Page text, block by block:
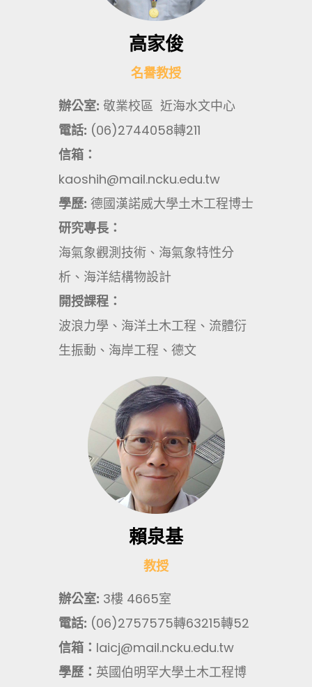
高家俊
名譽教授
辦公室: 敬業校區 近海水文中心
電話: (06)2744058轉211
信箱：
kaoshih@mail.ncku.edu.tw
學歷: 德國漢諾威大學土木工程博士
研究專長：
海氣象觀測技術、海氣象特性分
析、海洋結構物設計
開授課程：
波浪力學、海洋土木工程、流體衍
生振動、海岸工程、德文
賴泉基
教授
辦公室: 3樓 4665室
電話: (06)2757575轉63215轉52
信箱： laicj@mail.ncku.edu.tw
學歷： 英國伯明罕大學土木工程博